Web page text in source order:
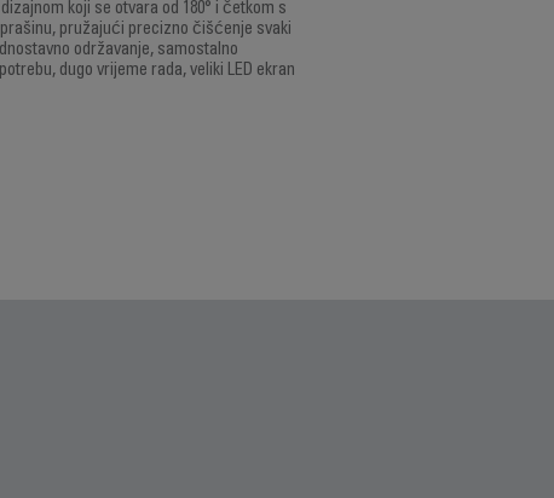
koji se otvara od 180° i četkom s
pružajući precizno čišćenje svaki
održavanje, samostalno
dugo vrijeme rada, veliki LED ekran